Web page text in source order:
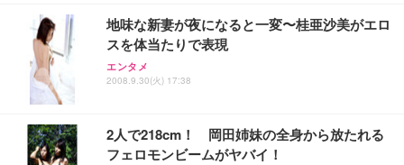
地味な新妻が夜になると一変〜桂亜沙美がエロ
スを体当たりで表現
エンタメ
2008.9.30(火) 17:38
2人で218cm！ 岡田姉妹の全身から放たれる
フェロモンビームがヤバイ！